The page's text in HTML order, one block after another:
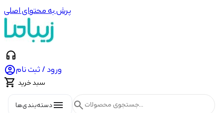
پرش به محتوای اصلی
headphones
ورود / ثبت نام
 سبد خرید
menuدسته‌بندی‌ها search